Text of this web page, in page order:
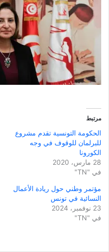
مرتبط
الحكومة التونسية تقدم مشروع
للبرلمان للوقوف في وجه
الكورونا
28 مارس، 2020
في "TN"
مؤتمر وطني حول ريادة الأعمال
النسائية في تونس
23 نوفمبر، 2024
في "TN"